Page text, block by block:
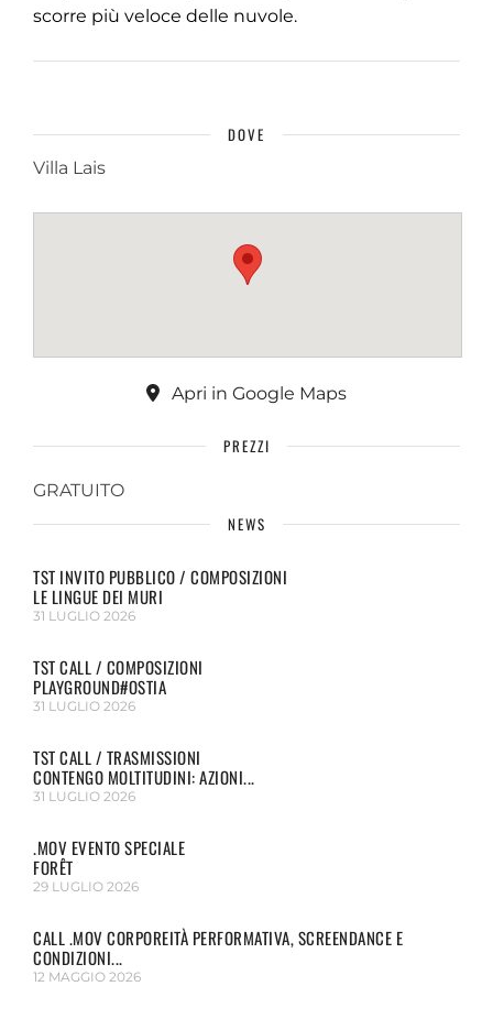
scorre più veloce delle nuvole.
DOVE
Villa Lais
Apri in Google Maps
PREZZI
GRATUITO
NEWS
TST INVITO PUBBLICO / COMPOSIZIONI
LE LINGUE DEI MURI
31 LUGLIO 2026
TST CALL / COMPOSIZIONI
PLAYGROUND#OSTIA
31 LUGLIO 2026
TST CALL / TRASMISSIONI
CONTENGO MOLTITUDINI: AZIONI...
31 LUGLIO 2026
.MOV EVENTO SPECIALE
FORÊT
29 LUGLIO 2026
CALL .MOV CORPOREITÀ PERFORMATIVA, SCREENDANCE E
CONDIZIONI...
12 MAGGIO 2026